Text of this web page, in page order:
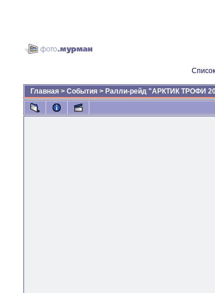
Главная > События > Ралли-рейд "АРКТИК ТРОФИ